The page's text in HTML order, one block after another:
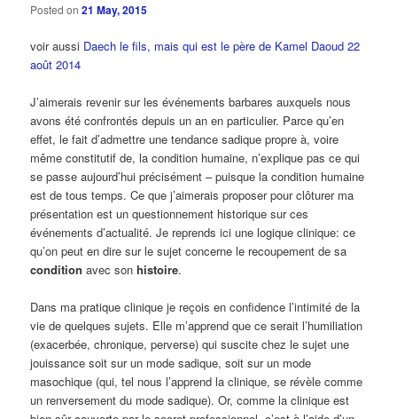
Posted on21 May, 2015
voir aussi Daech le fils, mais qui est le père de Kamel Daoud 22
août 2014
J’aimerais revenir sur les événements barbares auxquels nous
avons été confrontés depuis un an en particulier. Parce qu’en
effet, le fait d’admettre une tendance sadique propre à, voire
même constitutif de, la condition humaine, n’explique pas ce qui
se passe aujourd’hui précisément – puisque la condition humaine
est de tous temps. Ce que j’aimerais proposer pour clôturer ma
présentation est un questionnement historique sur ces
événements d’actualité. Je reprends ici une logique clinique: ce
qu’on peut en dire sur le sujet concerne le recoupement de sa
condition avec sonhistoire.
Dans ma pratique clinique je reçois en confidence l’intimité de la
vie de quelques sujets. Elle m’apprend que ce serait l’humiliation
(exacerbée, chronique, perverse) qui suscite chez le sujet une
jouissance soit sur un mode sadique, soit sur un mode
masochique (qui, tel nous l’apprend la clinique, se révèle comme
un renversement du mode sadique). Or, comme la clinique est